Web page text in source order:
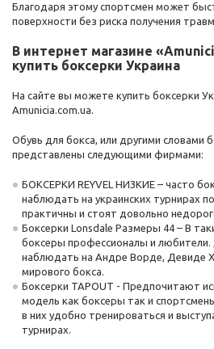
Благодаря этому спортсмен может
поверхности без риска получения
В интернет магазине
купить боксерки Украина
На сайте вы можете купить боксерки
Аmunicia.com.ua.
Обувь для бокса, или другими словами
представлены следующими фирмами:
БОКСЕРКИ REYVEL НИЗКИЕ – часто
наблюдать на украинских турнирах
практичны и стоят довольно
Боксерки Lonsdale Размеры 44 – В
боксеры профессионалы и
наблюдать на Андре Ворде, Девиде
мирового бокса.
Боксерки TAPOUT - Предпочитают
модель как боксеры так и
в них удобно тренироваться и
турнирах.